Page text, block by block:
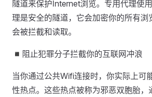
隧道来保护Internet浏览。专用代理使
理是安全的隧道，它会加密你的所有浏
会被拦截和读取。
◾阻止犯罪分子拦截你的互联网冲浪
当你通过公共Wifi连接时，你实际上可
性热点。这些热点被称为邪恶双胞胎，